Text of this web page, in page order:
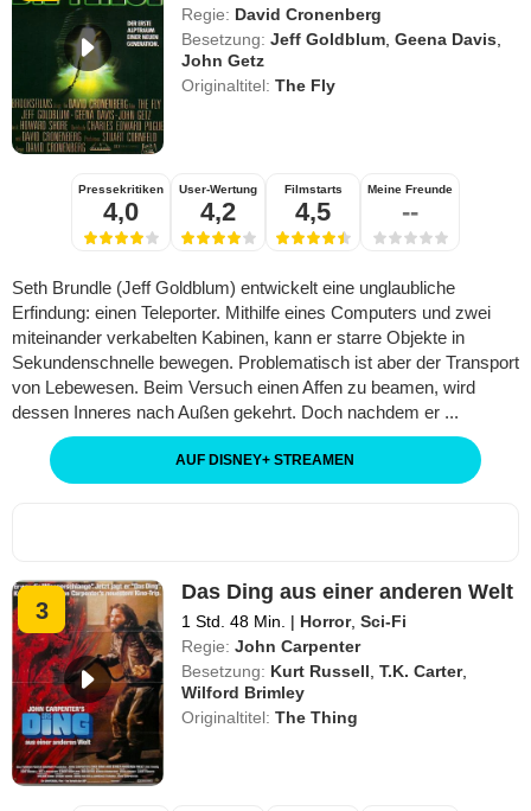
Regie: David Cronenberg
Besetzung: Jeff Goldblum ,Geena Davis
John Getz
Originaltitel:The Fly
Pressekritiken
4,0
User-Wertung
4,2
Filmstarts
4,5
Meine Freunde
--
Seth Brundle (Jeff Goldblum) entwickelt eine unglaubliche
Erfindung: einen Teleporter. Mithilfe eines Computers und zwei
miteinander verkabelten Kabinen, kann er starre Objekte in
Sekundenschnelle bewegen. Problematisch ist aber der Transport
von Lebewesen. Beim Versuch einen Affen zu beamen, wird
dessen Inneres nach Außen gekehrt. Doch nachdem er ...
AUF DISNEY+ STREAMEN
3
Das Ding aus einer anderen Welt
1 Std. 48 Min. | Horror,Sci-Fi
Regie: John Carpenter
Besetzung: Kurt Russell ,T.K. Carter,
Wilford Brimley
Originaltitel:The Thing